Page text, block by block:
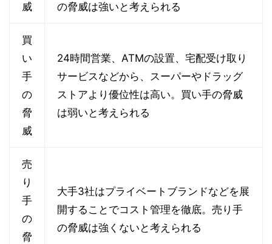
威
の脅威は強いと考えられる
買
い
手
の
脅
威
24時間営業、ATMの設置、宅配受け取り
サービスなどから、スーパーやドラッグ
ストアより優位性は高い。買い手の脅威
は弱いと考えられる
売
り
手
の
脅
大手3社はプライベートブランドなどを展
開することでコスト管理を徹底。売り手
の脅威は強くないと考えられる